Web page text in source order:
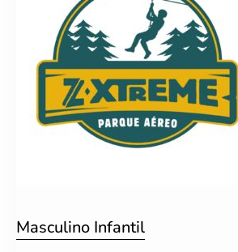
Masculino Infantil